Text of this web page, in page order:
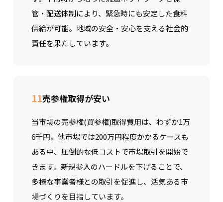
管・配送体制により、緊急時にも安定した食料
供給が可能。地域の安全・安心を支える社会的
責任を果たしています。
11売参権取得が安い
当市場の売参権(買参権)取得費用は、わずか1万
6千円。他市場では200万円程度かかるケースも
ある中、圧倒的な低コストで市場取引を開始で
きます。新規参入のハードルを下げることで、
多様な事業者様との取引を促進し、活気ある市
場づくりを目指しています。